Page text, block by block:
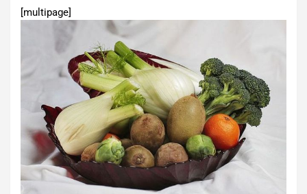
[multipage]